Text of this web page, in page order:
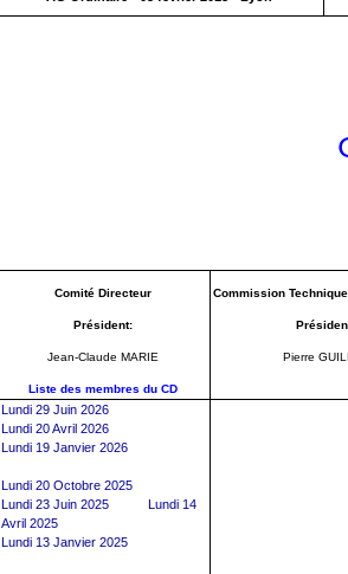
Comité Directeur
Président:
Jean-Claude MARIE
Liste des membres du CD
Commission
Pierre
Lundi 29 Juin 2026
Lundi 20 Avril 2026
Lundi 19 Janvier 2026
Lundi 20 Octobre 2025
Lundi 23 Juin 2025
Lundi 14
Avril 2025
Lundi 13 Janvier 2025